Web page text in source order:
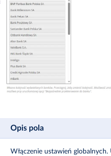
Opis pola
Włączenie ustawień globalnych.